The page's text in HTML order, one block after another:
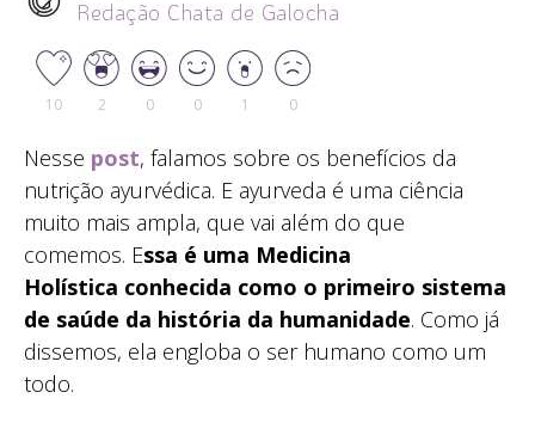
Redação Chata de Galocha
10 2 0 0 1 0
Nesse post, falamos sobre os benefícios da
nutrição ayurvédica. E ayurveda é uma ciência
muito mais ampla, que vai além do que
comemos. Essa é uma Medicina
Holística conhecida como o primeiro sistema
de saúde da história da humanidade. Como já
dissemos, ela engloba o ser humano como um
todo.